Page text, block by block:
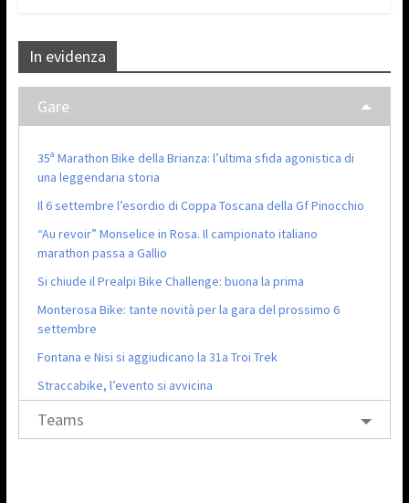
In evidenza
Gare
35ª Marathon Bike della Brianza: l’ultima sfida agonistica di
una leggendaria storia
Il 6 settembre l’esordio di Coppa Toscana della Gf Pinocchio
“Au revoir” Monselice in Rosa. Il campionato italiano
marathon passa a Gallio
Si chiude il Prealpi Bike Challenge: buona la prima
Monterosa Bike: tante novità per la gara del prossimo 6
settembre
Fontana e Nisi si aggiudicano la 31a Troi Trek
Straccabike, l’evento si avvicina
Teams